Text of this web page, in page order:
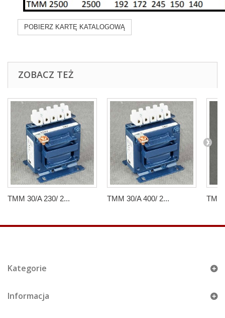
POBIERZ KARTĘ KATALOGOWĄ
ZOBACZ TEŻ
TMM 30/A 230/ 2... TMM 30/A 400/ 2... TMM
Kategorie
Informacja